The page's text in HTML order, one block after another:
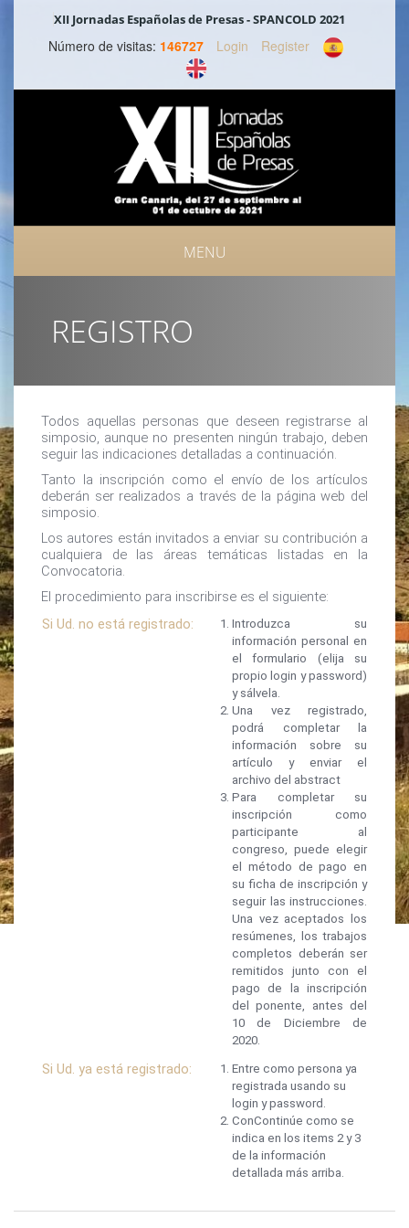
XII Jornadas Españolas de Presas - SPANCOLD 2021
Número de visitas: 146727 Login Register
MENU
REGISTRO
Todos aquellas personas que deseen registrarse al
simposio, aunque no presenten ningún trabajo, deben
seguir las indicaciones detalladas a continuación.
Tanto la inscripción como el envío de los artículos
deberán ser realizados a través de la página web del
simposio.
Los autores están invitados a enviar su contribución a
cualquiera de las áreas temáticas listadas en la
Convocatoria.
El procedimiento para inscribirse es el siguiente:
Si Ud. no está registrado:
Introduzca su
información personal en
el formulario (elija su
propio login y password)
y sálvela.
Una vez registrado,
podrá completar la
información sobre su
artículo y enviar el
archivo del abstract
Para completar su
inscripción como
participante al
congreso, puede elegir
el método de pago en
su ficha de inscripción y
seguir las instrucciones.
Una vez aceptados los
resúmenes, los trabajos
completos deberán ser
remitidos junto con el
pago de la inscripción
del ponente, antes del
10 de Diciembre de
2020.
Si Ud. ya está registrado:
Entre como persona ya
registrada usando su
login y password.
ConContinúe como se
indica en los items 2 y 3
de la información
detallada más arriba.